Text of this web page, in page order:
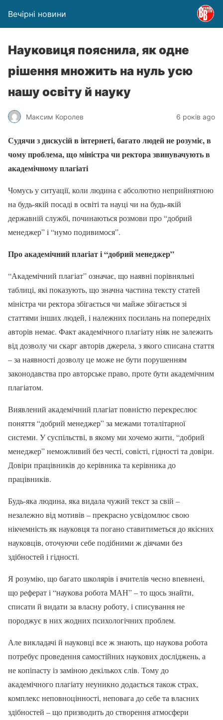
Вечірні новини
Науковиця пояснила, як одне
рішення множить на нуль усю
нашу освіту й науку
Максим Королев 6 років ago
Судячи з дискусій в інтернеті, багато людей не розуміє, в
чому проблема, що міністра чи ректора звинувачують в
академічному плагіаті
Чомусь у ситуації, коли людина є абсолютно неприйнятною
на будь-якій посаді в освіті та науці чи на будь-якій
державній службі, починаються розмови про “добрий
менеджер” і “нумо подивимося”.
Про академічний плагіат і “добрий менеджер”
“Академічний плагіат” означає, що наявні порівняльні
таблиці, які показують, що значна частина тексту статей
міністра чи ректора збігається чи майже збігається зі
статтями інших людей, і належних посилань на попередніх
авторів немає. Факт академічного плагіату ніяк не залежить
від дозволу чи скарг авторів джерела, з якого списана стаття
– за наявності дозволу це може не бути порушенням
законодавства про авторське право, проте бути академічним
плагіатом.
Виявлений академічний плагіат повністю перекреслює
поняття “добрий менеджер” за межами тоталітарної
системи. У суспільстві, в якому ми хочемо жити, “добрий
менеджер” неможливий без честі, совісті, гідності та довіри.
Довіри працівників до керівника та керівника до
працівників.
Будь-яка людина, яка видала чужий текст за свій –
незалежно від мотивів – прекрасно усвідомлює свою
нікчемність як науковця та погано ставитиметься до якісних
науковців, оточуючи себе подібними ж діячами без
здібностей і гідності.
Я розумію, що багато школярів і вчителів чесно впевнені,
що реферат і “наукова робота МАН” – то щось знайти,
списати й видати за власну роботу, і списування не
породжує в них жодних психологічних проблем.
Але викладачі й науковці все ж знають, що наукова робота
потребує проведення самостійних наукових досліджень, а
не копіпасту із заміною декількох слів. Тому до
академічного плагіату неуникно додається також страх,
комплекс неповноцінності, неповага до себе та власних
здібностей – що призводить до створення атмосфери